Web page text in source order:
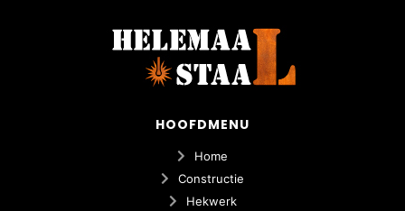
HOOFDMENU
Home
Constructie
Hekwerk